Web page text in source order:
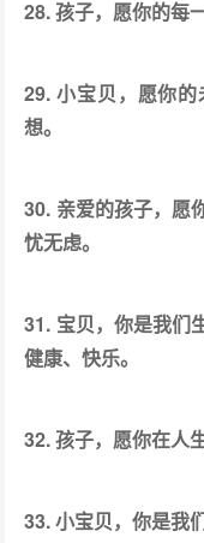
28. 孩子，愿你的每
29. 小宝贝，愿你
想。
30. 亲爱的孩子，愿
忧无虑。
31. 宝贝，你是我们
健康、快乐。
32. 孩子，愿你在人
33. 小宝贝，你是我